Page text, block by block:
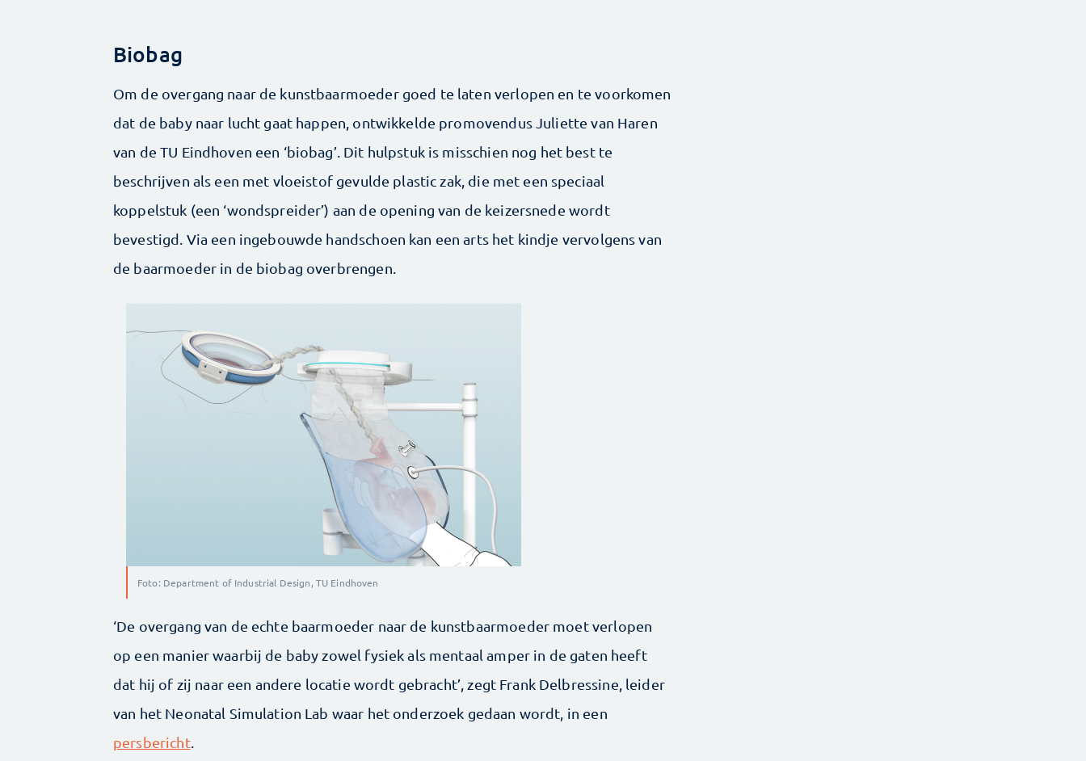
Biobag
Om de overgang naar de kunstbaarmoeder goed te laten verlopen en te voorkomen
dat de baby naar lucht gaat happen, ontwikkelde promovendus Juliette van Haren
van de TU Eindhoven een ‘biobag’. Dit hulpstuk is misschien nog het best te
beschrijven als een met vloeistof gevulde plastic zak, die met een speciaal
koppelstuk (een ‘wondspreider’) aan de opening van de keizersnede wordt
bevestigd. Via een ingebouwde handschoen kan een arts het kindje vervolgens van
de baarmoeder in de biobag overbrengen.
Foto: Department of Industrial Design, TU Eindhoven
‘De overgang van de echte baarmoeder naar de kunstbaarmoeder moet verlopen
op een manier waarbij de baby zowel fysiek als mentaal amper in de gaten heeft
dat hij of zij naar een andere locatie wordt gebracht’, zegt Frank Delbressine, leider
van het Neonatal Simulation Lab waar het onderzoek gedaan wordt, in een
persbericht.